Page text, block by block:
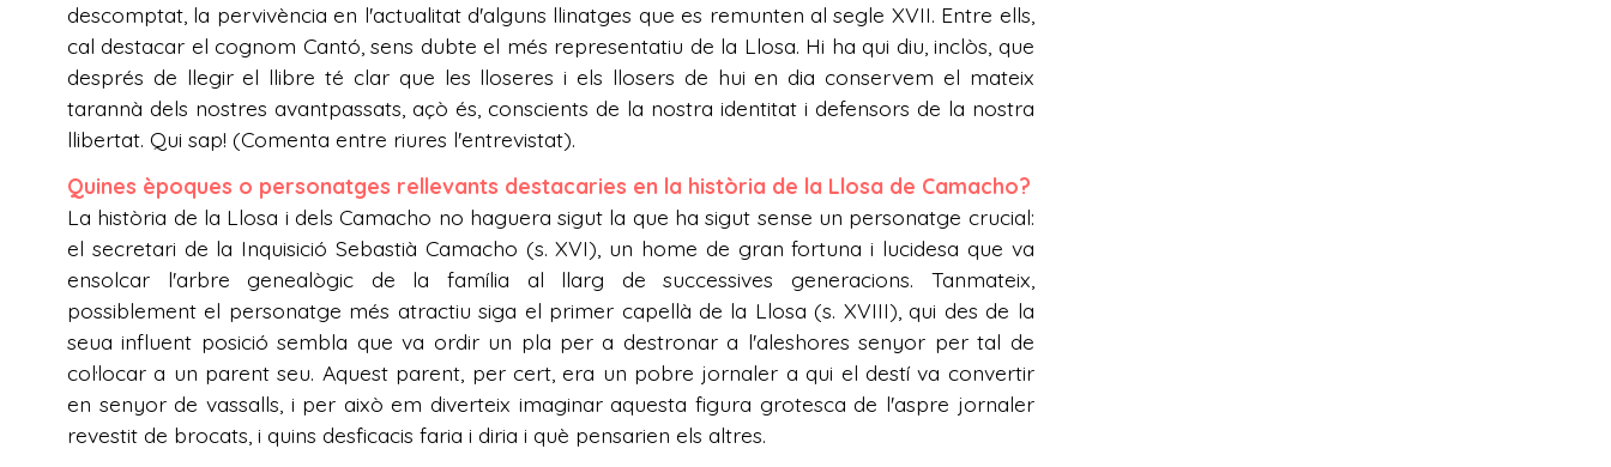
descomptat, la pervivència en l'actualitat d'alguns llinatges que es remunten al segle XVII. Entre ells,
cal destacar el cognom Cantó, sens dubte el més representatiu de la Llosa. Hi ha qui diu, inclòs, que
després de llegir el llibre té clar que les lloseres i els llosers de hui en dia conservem el mateix
tarannà dels nostres avantpassats, açò és, conscients de la nostra identitat i defensors de la nostra
llibertat. Qui sap! (Comenta entre riures l'entrevistat).
Quines èpoques o personatges rellevants destacaries en la història de la Llosa de Camacho?
La història de la Llosa i dels Camacho no haguera sigut la que ha sigut sense un personatge crucial:
el secretari de la Inquisició Sebastià Camacho (s. XVI), un home de gran fortuna i lucidesa que va
ensolcar l'arbre genealògic de la família al llarg de successives generacions. Tanmateix,
possiblement el personatge més atractiu siga el primer capellà de la Llosa (s. XVIII), qui des de la
seua influent posició sembla que va ordir un pla per a destronar a l'aleshores senyor per tal de
col·locar a un parent seu. Aquest parent, per cert, era un pobre jornaler a qui el destí va convertir
en senyor de vassalls, i per això em diverteix imaginar aquesta figura grotesca de l'aspre jornaler
revestit de brocats, i quins desficacis faria i diria i què pensarien els altres.